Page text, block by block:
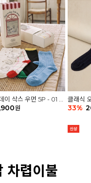
이 삭스 우먼 5P - 01 G
원
클래식
세트
33%
차렵이불